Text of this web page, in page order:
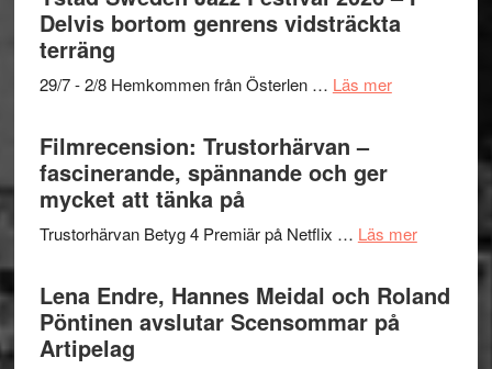
och
Dana
grönaste
gräset
en
hjärtevarm
Delvis bortom genrens vidsträckta
terräng
29/7 - 2/8 Hemkommen från Österlen … Läs merom
–
Delvis
bortom
Filmrecension: Trustorhärvan –
fascinerande, spännande och ger
mycket att tänka på
Trustorhärvan Betyg 4 Premiär på Netflix … Läs merom
–
Lena Endre, Hannes Meidal och Roland
Pöntinen avslutar Scensommar på
Artipelag